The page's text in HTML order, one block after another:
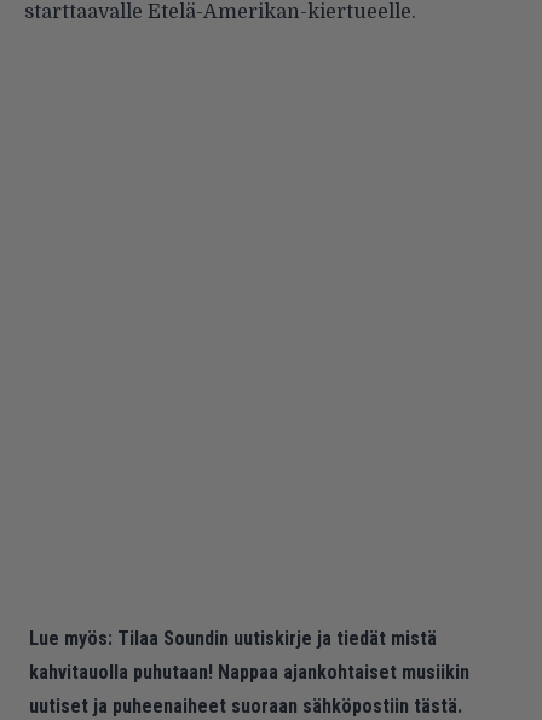
starttaavalle Etelä-Amerikan-kiertueelle.
Lue myös: Tilaa Soundin uutiskirje ja tiedät mistä
kahvitauolla puhutaan! Nappaa ajankohtaiset musiikin
uutiset ja puheenaiheet suoraan sähköpostiin tästä.